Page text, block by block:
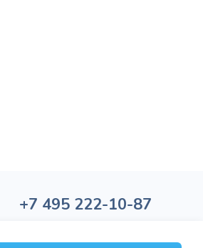
+7 495 222-10-87
Политика конфиденциальности